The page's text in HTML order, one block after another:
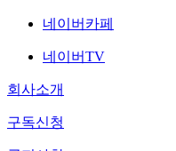
네이버카페
네이버TV
회사소개
구독신청